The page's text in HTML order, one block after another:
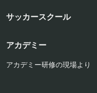
サッカースクール
アカデミー
アカデミー研修の現場より